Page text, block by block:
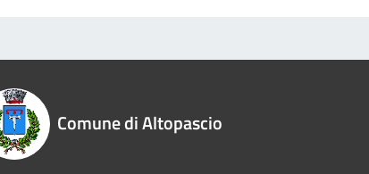
Comune di Altopascio